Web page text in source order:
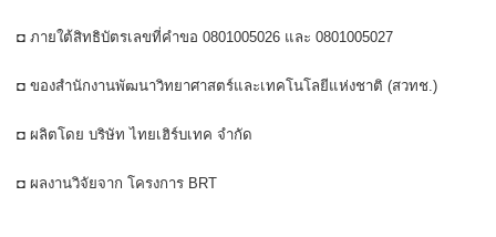
◘ ภายใต้สิทธิบัตรเลขที่คำขอ 0801005026 และ 0801005027
◘ ของสำนักงานพัฒนาวิทยาศาสตร์และเทคโนโลยีแห่งชาติ (สวทช.)
◘ ผลิตโดย บริษัท ไทยเฮิร์บเทค จำกัด
◘ ผลงานวิจัยจาก โครงการ BRT